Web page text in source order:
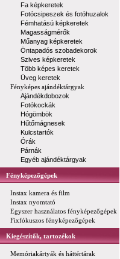
Fa képkeretek
Fotócsipeszek és fotóhuzalok
Fémhatású képkeretek
Magasságmérők
Műanyag képkeretek
Öntapadós szobadekorok
Szives képkeretek
Több képes keretek
Üveg keretek
Fényképes ajándéktárgyak
Ajándékdobozok
Fotókockák
Hógömbök
Hűtőmágnesek
Kulcstartók
Órák
Párnák
Egyéb ajándéktárgyak
Fényképezőgépek
Instax kamera és film
Instax nyomtató
Egyszer használatos fényképezőgépek
Fixfókuszos fényképezőgépek
Kiegészítők, tartozékok
Memóriakártyák és háttértárak